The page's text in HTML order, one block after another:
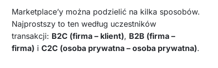
Marketplace’y można podzielić na kilka sposobów.
Najprostszy to ten według uczestników
transakcji: B2C (firma – klient), B2B (firma –
firma) i C2C (osoba prywatna – osoba prywatna).